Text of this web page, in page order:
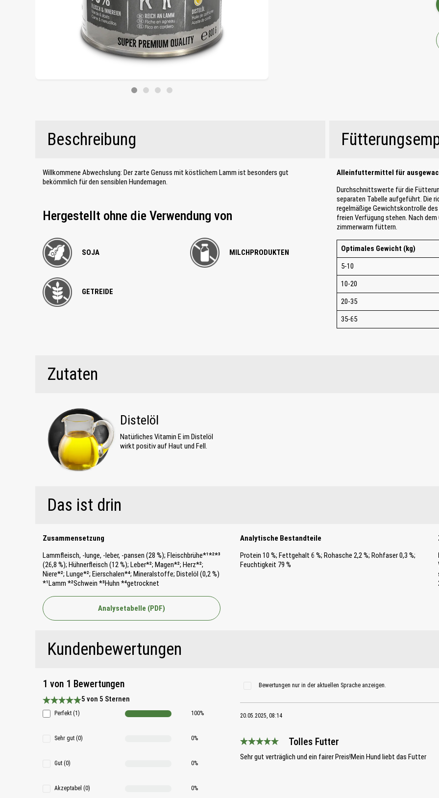
Beschreibung
Willkommene Abwechslung: Der zarte Genuss mit köstlichem Lamm ist besonders gut
bekömmlich für den sensiblen Hundemagen.
Hergestellt ohne die Verwendung von
SOJA MILCHPRODUKTEN
GETREIDE
Zutaten
Distelöl
Natürliches Vitamin E im Distelöl
wirkt positiv auf Haut und Fell.
Alleinfuttermittel für
Durchschnittswerte für die
separaten Tabelle aufgeführt. Die
regelmäßige Gewichtskontrolle
freien Verfügung stehen. Nach
zimmerwarm füttern.
Optimales Gewicht (kg)
5-10
10-20
20-35
35-65
Das ist drin
Zusammensetzung
Lammfleisch, -lunge, -leber, -pansen (28 %); Fleischbrühe*¹*²*³
(26,8 %); Hühnerfleisch (12 %); Leber*²; Magen*²; Herz*²;
Niere*²; Lunge*²; Eierschalen*⁴; Mineralstoffe; Distelöl (0,2 %)
*¹Lamm *²Schwein *³Huhn *⁴getrocknet
Analytische Bestandteile
Protein 10 %; Fettgehalt 6 %; Rohasche 2,2 %; Rohfaser 0,3 %;
Feuchtigkeit 79 %
Analysetabelle (PDF)
Kundenbewertungen
1 von 1 Bewertungen
Durchschnittliche Bewertung 5 von 5 Sternen
5 von 5 Sternen
Perfekt (1) 100%
Sehr gut (0) 0%
Gut (0) 0%
Akzeptabel (0) 0%
Bewertungen nur in der aktuellen Sprache anzeigen.
20.05.2025, 08:14
Tolles Futter
Sehr gut verträglich und ein fairer Preis!Mein Hund liebt das Futter